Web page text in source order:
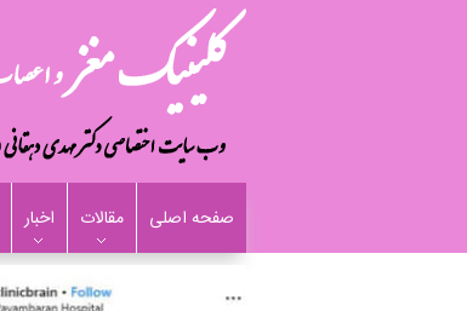
صفحه اصلی مقالات اخبار